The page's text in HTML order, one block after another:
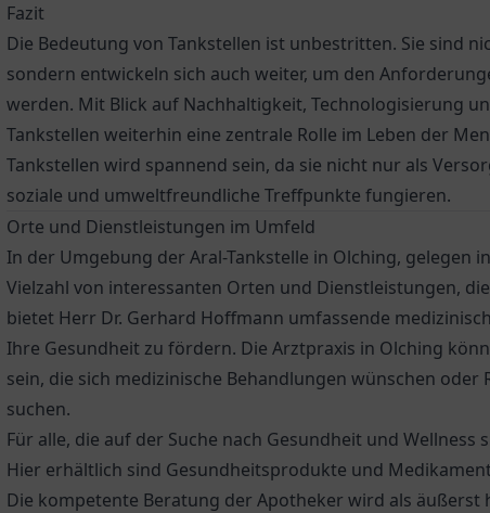
Fazit
Die Bedeutung von Tankstellen ist unbestritten. Sie sind
sondern entwickeln sich auch weiter, um den
werden. Mit Blick auf Nachhaltigkeit, Technologisierung
Tankstellen weiterhin eine zentrale Rolle im Leben der
Tankstellen wird spannend sein, da sie nicht nur als
soziale und umweltfreundliche Treffpunkte fungieren.
Orte und Dienstleistungen im Umfeld
In der Umgebung der Aral-Tankstelle in Olching, gelegen
Vielzahl von interessanten Orten und Dienstleistungen,
bietet Herr Dr. Gerhard Hoffmann umfassende
Ihre Gesundheit zu fördern. Die Arztpraxis in Olching
sein, die sich medizinische Behandlungen wünschen
suchen.
Für alle, die auf der Suche nach Gesundheit und Wellness
Hier erhältlich sind Gesundheitsprodukte und
Die kompetente Beratung der Apotheker wird als